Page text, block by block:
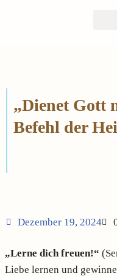
„Dienet Gott
Befehl der
Dezember 19, 2024
„Lerne dich freuen!“
Liebe lernen und